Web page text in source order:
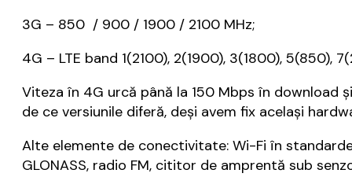
3G – 850 / 900 / 1900 / 2100 MHz;
4G – LTE band 1(2100), 2(1900), 3(1800), 5(850),
Viteza în 4G urcă până la 150 Mbps în download
de ce versiunile diferă, deși avem fix același
Alte elemente de conectivitate: Wi-Fi în
GLONASS, radio FM, cititor de amprentă sub